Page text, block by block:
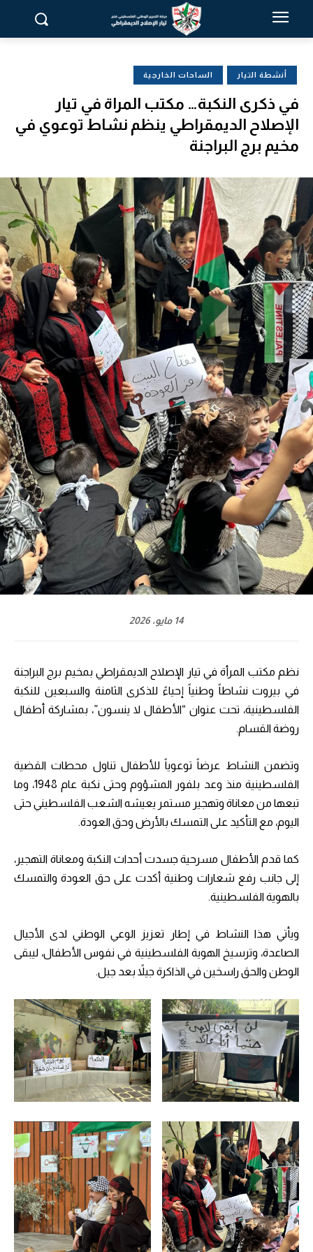
أنشطة التيار الساحات الخارجية
في ذكرى النكبة… مكتب المراة في تيار
الإصلاح الديمقراطي ينظم نشاط توعوي في
مخيم برج البراجنة
14 مايو، 2026
نظم مكتب المرأة في تيار الإصلاح الديمقراطي بمخيم برج البراجنة
في بيروت نشاطاً وطنياً إحياءً للذكرى الثامنة والسبعين للنكبة
الفلسطينية، تحت عنوان “الأطفال لا ينسون”، بمشاركة أطفال
روضة القسام.
وتضمن النشاط عرضاً توعوياً للأطفال تناول محطات القضية
الفلسطينية منذ وعد بلفور المشؤوم وحتى نكبة عام 1948، وما
تبعها من معاناة وتهجير مستمر يعيشه الشعب الفلسطيني حتى
اليوم، مع التأكيد على التمسك بالأرض وحق العودة.
كما قدم الأطفال مسرحية جسدت أحداث النكبة ومعاناة التهجير،
إلى جانب رفع شعارات وطنية أكدت على حق العودة والتمسك
بالهوية الفلسطينية.
ويأتي هذا النشاط في إطار تعزيز الوعي الوطني لدى الأجيال
الصاعدة، وترسيخ الهوية الفلسطينية في نفوس الأطفال، ليبقى
الوطن والحق راسخين في الذاكرة جيلاً بعد جيل.